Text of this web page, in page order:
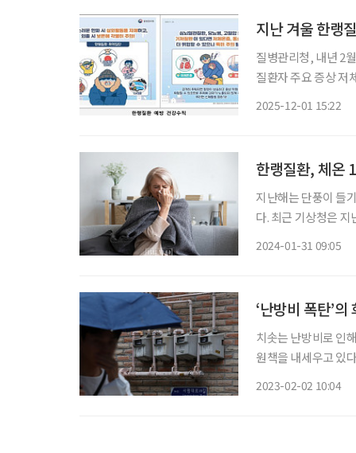
지난 겨울 한
질병관리청, 내년 2
질환자 주요 증상 저체온증…발
2025-12-01 15:22
한랭질환, 체온
지난해는 단풍이 들
다. 최근 기상청은
2024-01-31 09:05
‘난방비 폭탄’
치솟는 난방비로 인
원책을 내세우고 있다. 한국부동산원 공동주택관리정보시스템에 따르면 전국 아파
2023-02-02 10:04